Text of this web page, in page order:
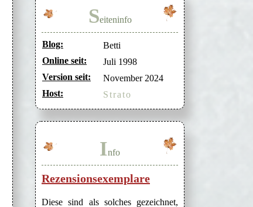
Seiteninfo
Blog:
Betti
Online seit:
Juli 1998
Version seit:
November 2024
Host:
Strato
Info
Rezensionsexemplare
Diese sind als solches gezeichnet,